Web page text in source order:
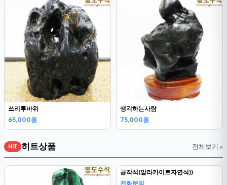
쓰리투바위
65,000원
생각하는사람
75,000원
HIT 히트상품 전체보기 »